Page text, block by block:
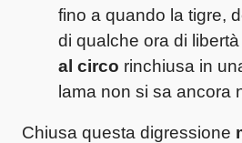
fino a quando la tigre,
di qualche ora di libertà
al circo rinchiusa in
lama non si sa ancora
Chiusa questa digressione